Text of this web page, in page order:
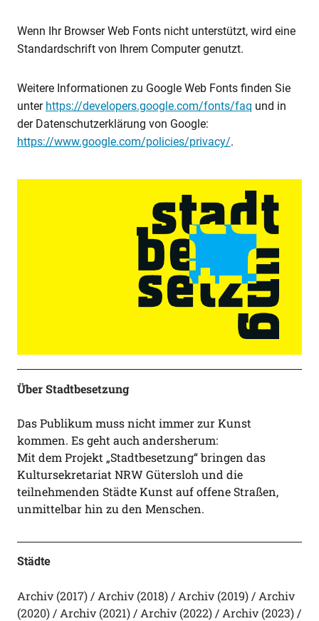
Wenn Ihr Browser Web Fonts nicht unterstützt, wird eine
Standardschrift von Ihrem Computer genutzt.
Weitere Informationen zu Google Web Fonts finden Sie
unter https://developers.google.com/fonts/faq und in
der Datenschutzerklärung von Google:
https://www.google.com/policies/privacy/.
Über Stadtbesetzung
Das Publikum muss nicht immer zur Kunst
kommen. Es geht auch andersherum:
Mit dem Projekt „Stadtbesetzung“ bringen das
Kultursekretariat NRW Gütersloh und die
teilnehmenden Städte Kunst auf offene Straßen,
unmittelbar hin zu den Menschen.
Städte
Archiv (2017) Archiv (2018) Archiv (2019)
Archiv
(2020)
Archiv (2021) Archiv (2022)
Archiv (2023)